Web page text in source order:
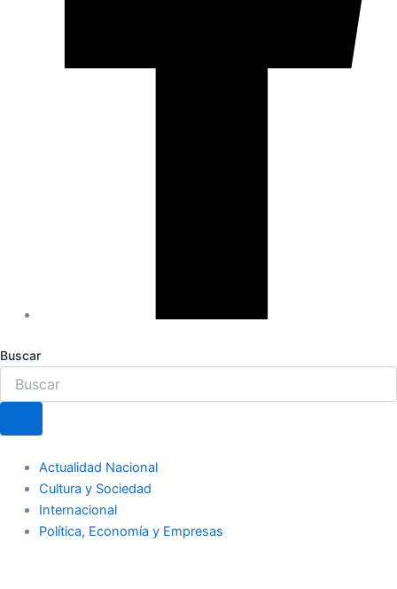
Buscar
Actualidad Nacional
Cultura y Sociedad
Internacional
Política, Economía y Empresas